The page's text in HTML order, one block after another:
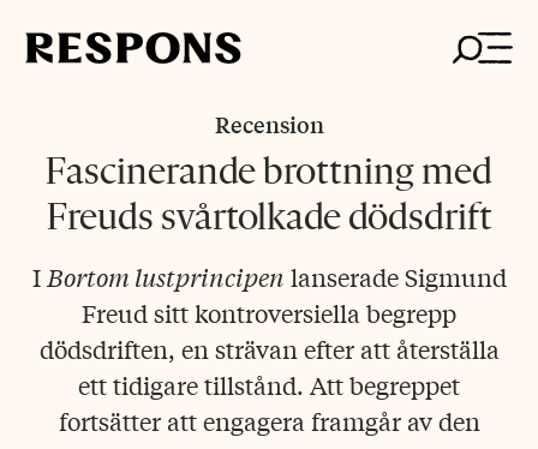
Recension
Fascinerande brottning med
Freuds svårtolkade dödsdrift
I Bortom lustprincipen lanserade Sigmund
Freud sitt kontroversiella begrepp
dödsdriften, en strävan efter att återställa
ett tidigare tillstånd. Att begreppet
fortsätter att engagera framgår av den